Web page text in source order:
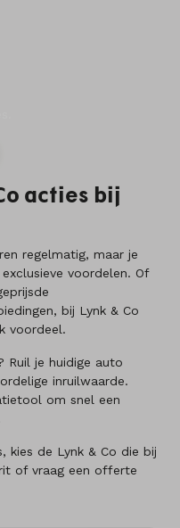
acties bij
regelmatig, maar je
voordelen. Of
bij Lynk & Co
voordeel.
Ruil je huidige auto
inruilwaarde.
om snel een
kies de Lynk & Co die bij
of vraag een offerte